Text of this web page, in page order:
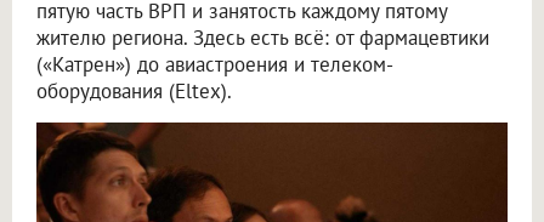
пятую часть ВРП и занятость каждому пятому
жителю региона. Здесь есть всё: от фармацевтики
(«Катрен») до авиастроения и телеком-
оборудования (Eltex).